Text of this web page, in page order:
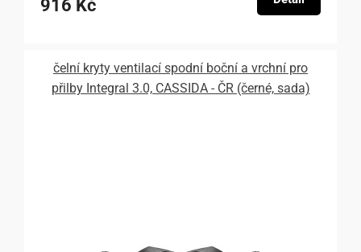
916 Kč
čelní kryty ventilací spodní boční a vrchní pro
přilby Integral 3.0, CASSIDA - ČR (černé, sada)